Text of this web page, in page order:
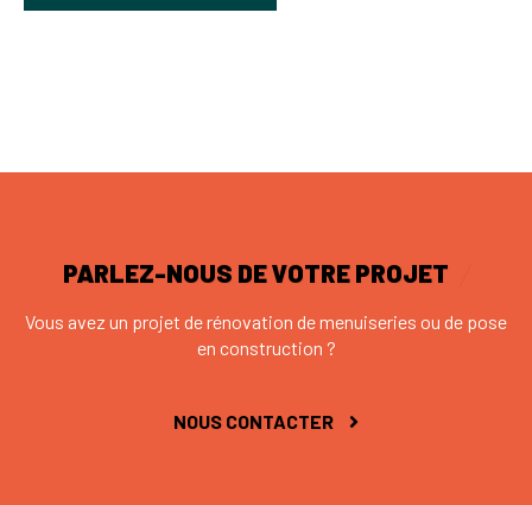
PARLEZ-NOUS DE VOTRE PROJET
Vous avez un projet de rénovation de menuiseries ou de pose
en construction ?
NOUS CONTACTER